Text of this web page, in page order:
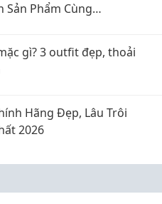
Sản Phẩm Cùng
gì? 3 outfit đẹp, thoải
Hãng Đẹp, Lâu Trôi
2026